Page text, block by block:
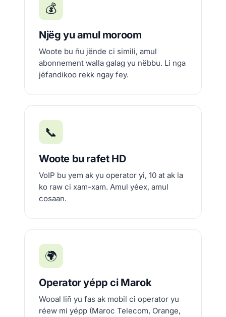
💰
Njëg yu amul moroom
Woote bu ñu jënde ci simili, amul
abonnement walla galag yu nëbbu. Li nga
jëfandikoo rekk ngay fey.
📞
Woote bu rafet HD
VoIP bu yem ak yu operator yi, 10 at ak la
ko raw ci xam-xam. Amul yéex, amul
cosaan.
🌍
Operator yépp ci Marok
Wooal liñ yu fas ak mobil ci operator yu
réew mi yépp (Maroc Telecom, Orange,